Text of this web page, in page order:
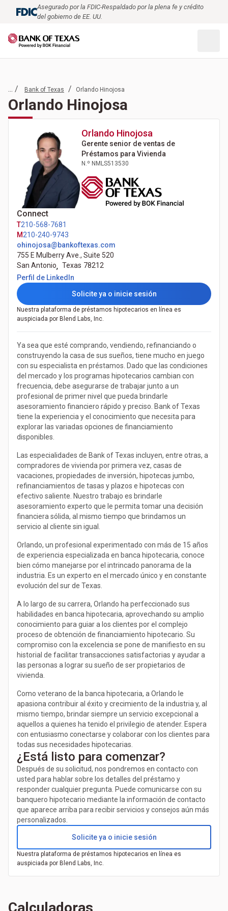
Asegurado por la FDIC-Respaldado por la plena fe y crédito
del gobierno de EE. UU.
... / Bank of Texas / Orlando Hinojosa
Orlando Hinojosa
Orlando Hinojosa
Gerente senior de ventas de
Préstamos para Vivienda
N.º NMLS513530
Connect
T210-568-7681
M210-240-9743
ohinojosa@bankoftexas.com
755 E Mulberry Ave., Suite 520
San Antonio, Texas 78212
Perfil de LinkedIn
Solicite ya o inicie sesión
Nuestra plataforma de préstamos hipotecarios en línea es
auspiciada por Blend Labs, Inc.
Ya sea que esté comprando, vendiendo, refinanciando o
construyendo la casa de sus sueños, tiene mucho en juego
con su especialista en préstamos. Dado que las condiciones
del mercado y los programas hipotecarios cambian con
frecuencia, debe asegurarse de trabajar junto a un
profesional de primer nivel que pueda brindarle
asesoramiento financiero rápido y preciso. Bank of Texas
tiene la experiencia y el conocimiento que necesita para
explorar las variadas opciones de financiamiento
disponibles.
Las especialidades de Bank of Texas incluyen, entre otras, a
compradores de vivienda por primera vez, casas de
vacaciones, propiedades de inversión, hipotecas jumbo,
refinanciamientos de tasas y plazos e hipotecas con
efectivo saliente. Nuestro trabajo es brindarle
asesoramiento experto que le permita tomar una decisión
financiera sólida, al mismo tiempo que brindamos un
servicio al cliente sin igual.
Orlando, un profesional experimentado con más de 15 años
de experiencia especializada en banca hipotecaria, conoce
bien cómo manejarse por el intrincado panorama de la
industria. Es un experto en el mercado único y en constante
evolución del sur de Texas.
A lo largo de su carrera, Orlando ha perfeccionado sus
habilidades en banca hipotecaria, aprovechando su amplio
conocimiento para guiar a los clientes por el complejo
proceso de obtención de financiamiento hipotecario. Su
compromiso con la excelencia se pone de manifiesto en su
historial de facilitar transacciones satisfactorias y ayudar a
las personas a lograr su sueño de ser propietarios de
vivienda.
Como veterano de la banca hipotecaria, a Orlando le
apasiona contribuir al éxito y crecimiento de la industria y, al
mismo tiempo, brindar siempre un servicio excepcional a
aquellos a quienes ha tenido el privilegio de atender. Espera
con entusiasmo conectarse y colaborar con los clientes para
todas sus necesidades hipotecarias.
¿Está listo para comenzar?
Después de su solicitud, nos pondremos en contacto con
usted para hablar sobre los detalles del préstamo y
responder cualquier pregunta. Puede comunicarse con su
banquero hipotecario mediante la información de contacto
que aparece arriba para recibir servicios y consejos aún más
personalizados.
Solicite ya o inicie sesión
Nuestra plataforma de préstamos hipotecarios en línea es
auspiciada por Blend Labs, Inc.